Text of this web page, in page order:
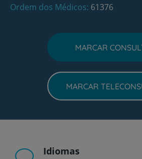
Ordem dos Médicos 61376
MARCAR
MARCAR
Idiomas